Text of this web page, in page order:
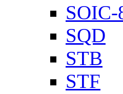
SOIC-
SQD
STB
STF